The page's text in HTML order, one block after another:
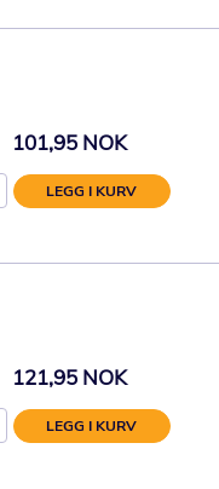
101,95 NOK
LEGG I KURV
121,95 NOK
LEGG I KURV